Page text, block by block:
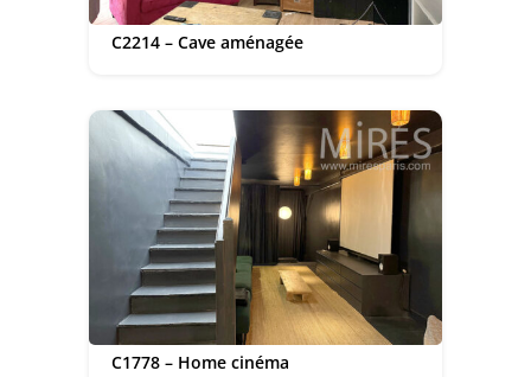
C2214 – Cave aménagée
C1778 – Home cinéma